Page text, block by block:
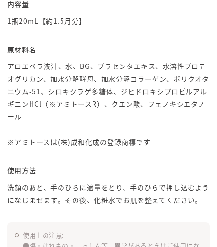
内容量
1瓶20mL【約1.5月分】
原材料名
アロエベラ液汁、水、BG、プラセンタエキス、水溶性プロテ
オグリカン、加水分解酵母、加水分解コラーゲン、ポリクオタ
ニウム-51、シロキクラゲ多糖体、ジヒドロキシプロピルアル
ギニンHCl（※アミトースR）、クエン酸、フェノキシエタノ
ール
※アミトースは(株)成和化成の登録商標です
使用方法
洗顔のあと、手のひらに適量をとり、手のひらで押し込むよう
になじませます。その後、化粧水でお肌を整えてください。
使用上の注意:
●傷・はれもの・しっしん等、異常があるときはご使用にな